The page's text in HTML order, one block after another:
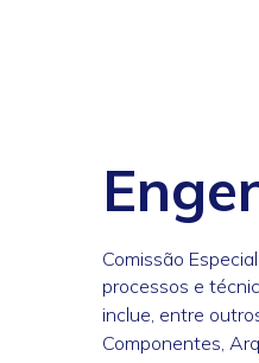
Comissão
processos e
inclue, entre
Componentes,